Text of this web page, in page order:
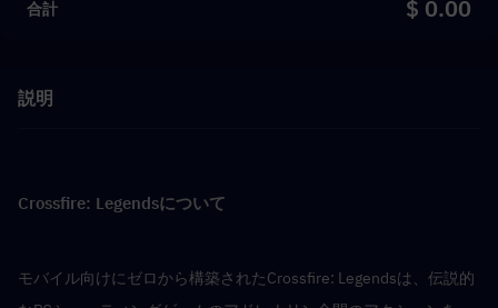
合計 $ 0.00
説明
Crossfire: Legendsについて
モバイル向けにゼロから構築されたCrossfire: Legendsは、伝説的